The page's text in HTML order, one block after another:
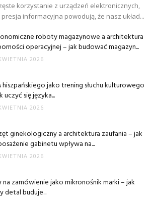
korzystanie z urządzeń elektronicznych,
informacyjna powodują, że nasz układ...
roboty magazynowe a architektura
operacyjnej – jak budować magazyn...
2026
hiszpańskiego jako trening słuchu kulturowego
uczyć się języka...
2026
ginekologiczny a architektura zaufania – jak
gabinetu wpływa na...
2026
na zamówienie jako mikronośnik marki – jak
detal buduje...